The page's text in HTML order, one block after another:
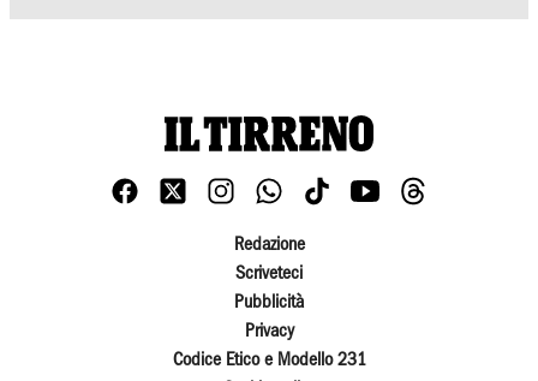
Redazione
Scriveteci
Pubblicità
Privacy
Codice Etico e Modello 231